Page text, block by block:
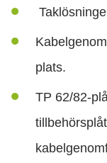
plats.
TP 62/82-